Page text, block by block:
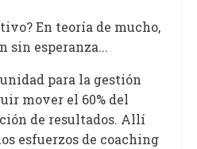
En teoría de mucho,
sin esperanza...
para la gestión
mover el 60% del
de resultados. Allí
esfuerzos de coaching